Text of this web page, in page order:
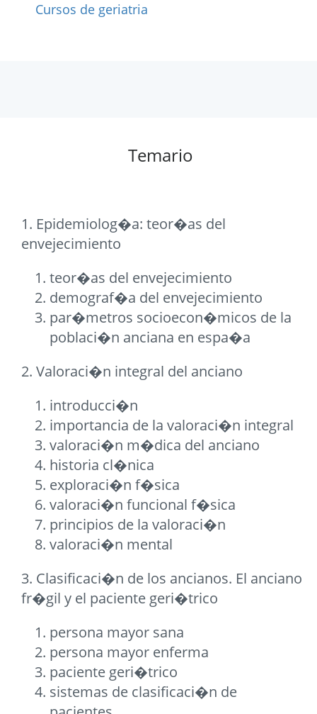
Cursos de geriatria
Temario
1. Epidemiolog�a: teor�as del
envejecimiento
teor�as del envejecimiento
demograf�a del envejecimiento
par�metros socioecon�micos de la
poblaci�n anciana en espa�a
2. Valoraci�n integral del anciano
introducci�n
importancia de la valoraci�n integral
valoraci�n m�dica del anciano
historia cl�nica
exploraci�n f�sica
valoraci�n funcional f�sica
principios de la valoraci�n
valoraci�n mental
3. Clasificaci�n de los ancianos. El anciano
fr�gil y el paciente geri�trico
persona mayor sana
persona mayor enferma
paciente geri�trico
sistemas de clasificaci�n de